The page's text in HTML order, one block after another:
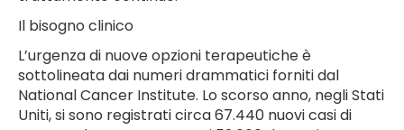
Il bisogno clinico
L’urgenza di nuove opzioni terapeutiche è
sottolineata dai numeri drammatici forniti dal
National Cancer Institute. Lo scorso anno, negli Stati
Uniti, si sono registrati circa 67.440 nuovi casi di